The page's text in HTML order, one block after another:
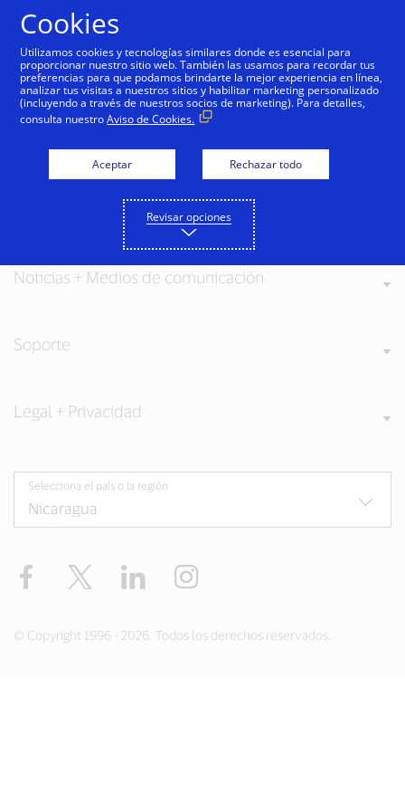
Nuestros valores
Noticias + Medios de comunicación
Soporte
Legal + Privacidad
Selecciona el país o la región
Facebook Twitter LinkedIn
© Copyright 1996 - 2026. Todos los derechos reservados.
Cookies
Utilizamos cookies y tecnologías similares donde es esencial para
proporcionar nuestro sitio web. También las usamos para recordar tus
preferencias para que podamos brindarte la mejor experiencia en línea,
analizar tus visitas a nuestros sitios y habilitar marketing personalizado
(incluyendo a través de nuestros socios de marketing). Para detalles,
consulta nuestroAviso de Cookies.
Aceptar Rechazar todo
Revisar opciones